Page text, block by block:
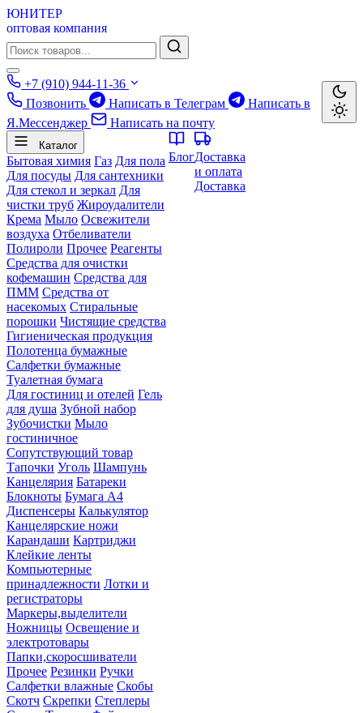
ЮНИТЕР
оптовая компания
+7 (910) 944-11-36
Позвонить
Написать в Телеграм
Написать в
Я.Мессенджер
Написать на почту
Каталог
Бытовая химия Газ Для пола
Для посуды Для сантехники
Для стекол и зеркал Для
чистки труб Жироудалители
Крема Мыло Освежители
воздуха Отбеливатели
Полироли Прочее Реагенты
Средства для очистки
кофемашин Средства для
ПММ Средства от
насекомых Стиральные
порошки Чистящие средства
Гигиеническая продукция
Полотенца бумажные
Салфетки бумажные
Туалетная бумага
Для гостиниц и отелей Гель
для душа Зубной набор
Зубочистки Мыло
гостиничное
Сопутствующий товар
Тапочки Уголь Шампунь
Канцелярия Батареки
Блокноты Бумага А4
Диспенсеры Калькулятор
Канцелярские ножи
Карандаши Картриджи
Клейкие ленты
Компьютерные
принадлежности Лотки и
регистраторы
Маркеры,выделители
Ножницы Освещение и
электротовары
Папки,скоросшиватели
Прочее Резинки Ручки
Салфетки влажные Скобы
Скотч Скрепки Степлеры
БлогДоставка
и оплата
Доставка